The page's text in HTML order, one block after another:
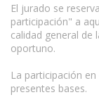
El jurado se
participación" a
calidad general de
oportuno.
La participación
presentes bases.